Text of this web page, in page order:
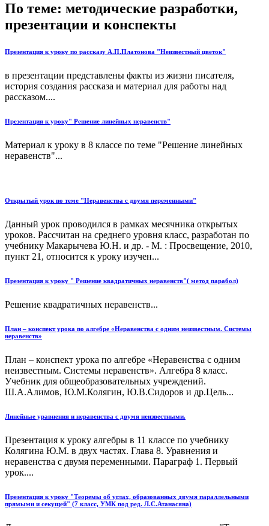
По теме: методические разработки,
презентации и конспекты
Презентация к уроку по рассказу А.П.Платонова "Неизвестный цветок"
в презентации представлены факты из жизни писателя,
история создания рассказа и материал для работы над
рассказом....
Презентация к уроку" Решение линейных неравенств"
Материал к уроку в 8 классе по теме "Решение линейных
неравенств"...
Открытый урок по теме "Неравенства с двумя переменными"
Данный урок проводился в рамках месячника открытых
уроков. Рассчитан на среднего уровня класс, разработан по
учебнику Макарычева Ю.Н. и др. - М. : Просвещение, 2010,
пункт 21, относится к уроку изучен...
Презентация к уроку " Решение квадратичных неравенств"( метод парабол)
Решение квадратичных неравенств...
План – конспект урока по алгебре «Неравенства с одним неизвестным. Системы
неравенств»
План – конспект урока по алгебре «Неравенства с одним
неизвестным. Системы неравенств». Алгебра 8 класс.
Учебник для общеобразовательных учреждений.
Ш.А.Алимов, Ю.М.Колягин, Ю.В.Сидоров и др.Цель...
Линейные уравнения и неравенства с двумя неизвестными.
Презентация к уроку алгебры в 11 классе по учебнику
Колягина Ю.М. в двух частях. Глава 8. Уравнения и
неравенства с двумя переменными. Параграф 1. Первый
урок....
Презентация к уроку "Теоремы об углах, образованных двумя параллельными
прямыми и секущей" (7 класс, УМК под ред. Л.С.Атанасяна)